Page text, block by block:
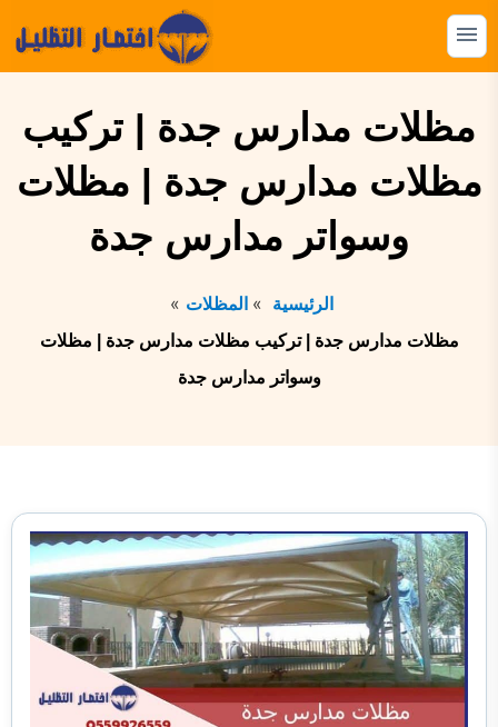
التجاوز
إلى القائمة
عن:
المظلات
مظلات مدارس جدة | تركيب
مظلات مدارس جدة | مظلات
وسواتر مدارس جدة
الرئيسية
المظلات
مظلات مدارس جدة | تركيب مظلات مدارس جدة | مظلات
وسواتر مدارس جدة